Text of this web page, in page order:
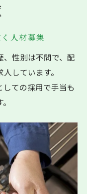
人材募集
性別は不問で、配
しています。
ての採用で手当も